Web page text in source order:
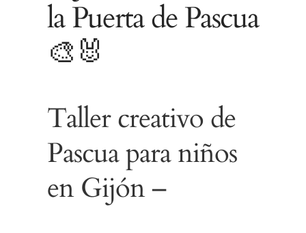
la Puerta de Pascua
🎨🐰
Taller creativo de
Pascua para niños
en Gijón –
Para que
podamos
base a cómo
web.